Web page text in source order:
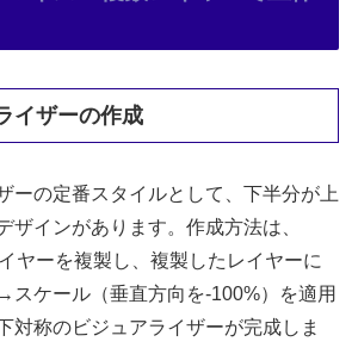
イザーの作成
ーの定番スタイルとして、下半分が上
ザインがあります。作成方法は、
ヤーを複製し、複製したレイヤーに
スケール（垂直方向を-100%）を適用
対称のビジュアライザーが完成しま